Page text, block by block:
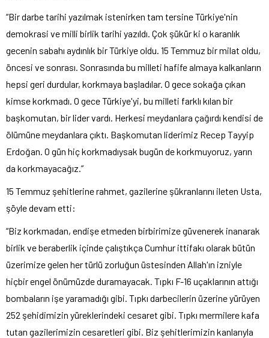
“Bir darbe tarihi yazılmak istenirken tam tersine Türkiye'nin
demokrasi ve milli birlik tarihi yazıldı. Çok şükür ki o karanlık
gecenin sabahı aydınlık bir Türkiye oldu. 15 Temmuz bir milat oldu,
öncesi ve sonrası. Sonrasında bu milleti hafife almaya kalkanların
hepsi geri durdular, korkmaya başladılar. O gece sokağa çıkan
kimse korkmadı. O gece Türkiye'yi, bu milleti farklı kılan bir
başkomutan, bir lider vardı. Herkesi meydanlara çağırdı kendisi de
ölümüne meydanlara çıktı. Başkomutan liderimiz Recep Tayyip
Erdoğan. O gün hiç korkmadıysak bugün de korkmuyoruz, yarın
da korkmayacağız.”
15 Temmuz şehitlerine rahmet, gazilerine şükranlarını ileten Usta,
şöyle devam etti:
“Biz korkmadan, endişe etmeden birbirimize güvenerek inanarak
birlik ve beraberlik içinde çalıştıkça Cumhur ittifakı olarak bütün
üzerimize gelen her türlü zorluğun üstesinden Allah'ın izniyle
hiçbir engel önümüzde duramayacak. Tıpkı F-16 uçaklarının attığı
bombaların işe yaramadığı gibi. Tıpkı darbecilerin üzerine yürüyen
252 şehidimizin yüreklerindeki cesaret gibi. Tıpkı mermilere kafa
tutan gazilerimizin cesaretleri gibi. Biz şehitlerimizin kanlarıyla